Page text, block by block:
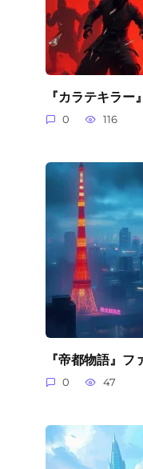
『カラテキラ
0 116
『帝都物語』
0 47